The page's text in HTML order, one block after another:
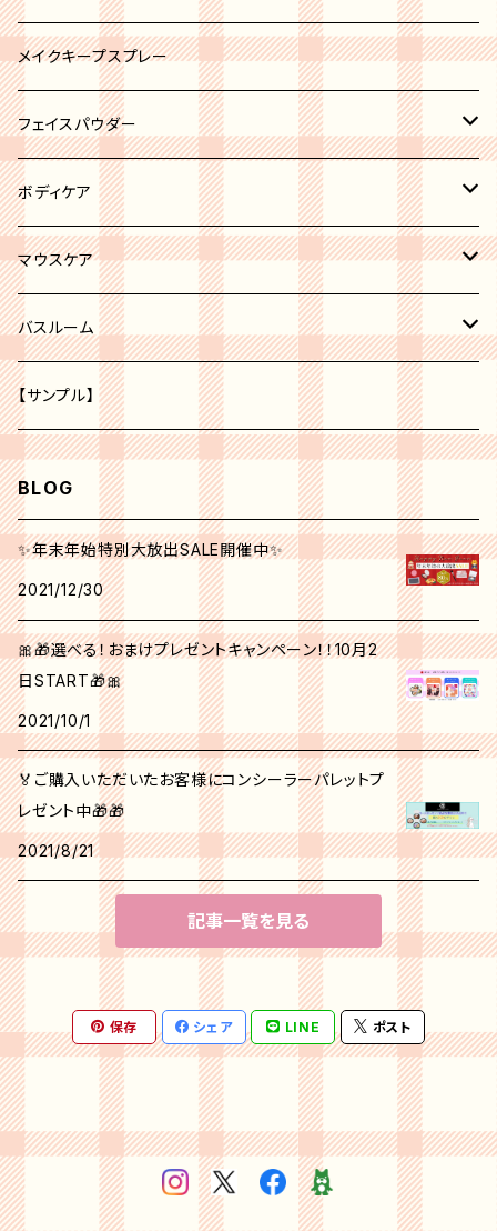
ブラウン系
ピンク系
イエロー系
レッド系
オレンジ系
パープル系
グリーン系
クリエイティブ ミー No.1
シンクピンクパレット
フォールフェスティバル
ウィンターベリーパレット
ボディケア
ニキビケア
洗顔
化粧水
美容液
ピーリング
クリーム
美白
角質ケア
日焼け止め
マスク
アイクリーム
ヘアオイル
メイクキープスプレー
フェイスパウダー
ハイライト
ボディケア
ボディークリーム
マウスケア
歯磨き粉
バスルーム
トイレ
【サンプル】
BLOG
✨年末年始特別大放出SALE開催中✨
2021/12/30
🎀🎁選べる！おまけプレゼントキャンペーン！！10月2
日START🎁🎀
2021/10/1
🏅ご購入いただいたお客様にコンシーラーパレットプ
レゼント中🎁🎁
2021/8/21
記事一覧を見る
保存 シェア LINE ポスト